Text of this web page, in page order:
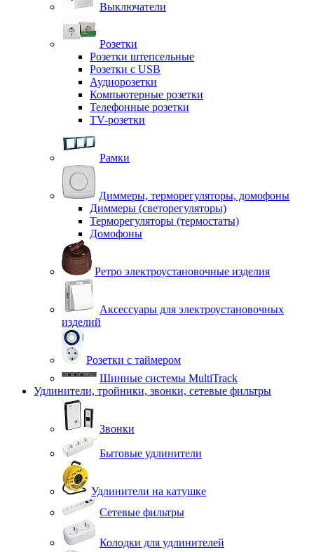
Выключатели
Розетки
Розетки штепсельные
Розетки с USB
Аудиорозетки
Компьютерные розетки
Телефонные розетки
TV-розетки
Рамки
Диммеры, терморегуляторы, домофоны
Диммеры (светорегуляторы)
Терморегуляторы (термостаты)
Домофоны
Ретро электроустановочные изделия
Аксессуары для электроустановочных
изделий
Розетки с таймером
Шинные системы MultiTrack
Удлинители, тройники, звонки, сетевые фильтры
Звонки
Бытовые удлинители
Удлинители на катушке
Сетевые фильтры
Колодки для удлинителей